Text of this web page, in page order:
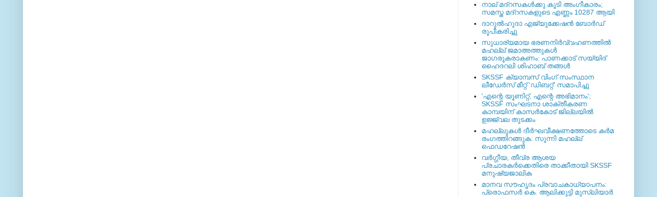
നാല് മദ്‌റസകള്‍ക്കു കൂടി അംഗീകാരം;
സമസ്ത മദ്‌റസകളുടെ എണ്ണം 10287 ആയി
ദാറുല്‍ഹുദാ എജ്യുക്കേഷന്‍ ബോര്‍ഡ്
രൂപീകരിച്ചു
സുധാര്യമായ ഭരണനിര്‍വ്വഹണത്തില്‍
മഹല്ല് ജമാഅത്തുകള്‍
ജാഗരൂകരാകണം: പാണക്കാട് സയ്യിദ്
ഹൈദറലി ശിഹാബ് തങ്ങള്‍
SKSSF ക്യാമ്പസ് വിംഗ് സംസ്ഥാന
ലീഡേർസ് മീറ്റ് 'ഡിബറ്റ്' സമാപിച്ചു
'എന്റെ യൂണിറ്റ്, എന്റെ അഭിമാനം';
SKSSF സംഘടനാ ശാക്തീകരണ
കാമ്പയിന് കാസര്‍കോട് ജില്ലയില്‍
ഉജ്ജ്വല തുടക്കം
മഹല്ലുകള്‍ ദീര്‍ഘവീക്ഷണത്തോടെ കര്‍മ
രംഗത്തിറങ്ങുക: സുന്നി മഹല്ല്
ഫെഡറേഷന്‍
വര്‍ഗ്ഗീയ, തീവ്ര ആശയ
പ്രചാരകര്‍ക്കെതിരെ താക്കീതായി SKSSF
മനുഷ്യജാലിക
മാനവ സൗഹൃദം പ്രവാചകാധ്യാപനം:
പ്രൊഫസർ കെ. ആലിക്കുട്ടി മുസ്ലിയാർ